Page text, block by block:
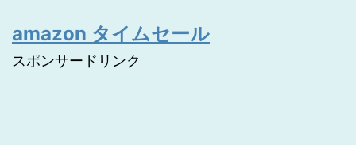
amazon タイムセール
スポンサードリンク